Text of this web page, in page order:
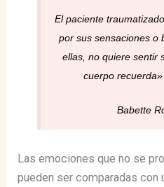
El paciente
por sus sensaciones o
ellas, no quiere sentir
cuerpo
Babette
Las emociones que no se
pueden ser comparadas con